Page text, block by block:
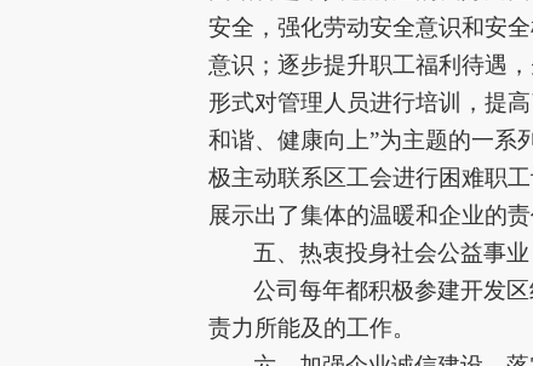
安全，强化劳动安全意识和安
意识；逐步提升职工福利待遇
形式对管理人员进行培训，提
和谐、健康向上”为主题的一系
极主动联系区工会进行困难职
展示出了集体的温暖和企业的责
五、热衷投身社会公益事
公司每年都积极参建开发
责力所能及的工作。